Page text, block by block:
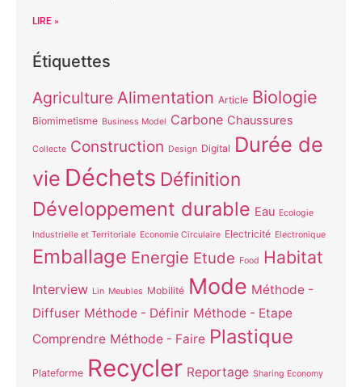
LIRE »
Étiquettes
Agriculture Alimentation Article Biologie
Biomimetisme Business Model Carbone Chaussures
Collecte Construction Design Digital Durée de
vie Déchets Définition
Développement durable Eau Ecologie
Industrielle et Territoriale Economie Circulaire Electricité Electronique
Emballage Energie Etude Food Habitat
Interview Lin Meubles Mobilité Mode Méthode -
Diffuser Méthode - Définir Méthode - Etape
Comprendre Méthode - Faire Plastique
Plateforme Recycler Reportage Sharing Economy